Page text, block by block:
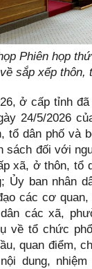
Phiên họp
sắp xếp thôn,
ở cấp tỉnh
24/5/2026
tổ dân phố và
sách đối với
xã, ở thôn, tổ
Ủy ban nhân
các cơ
các xã,
về tổ chức
quan điểm,
dung,